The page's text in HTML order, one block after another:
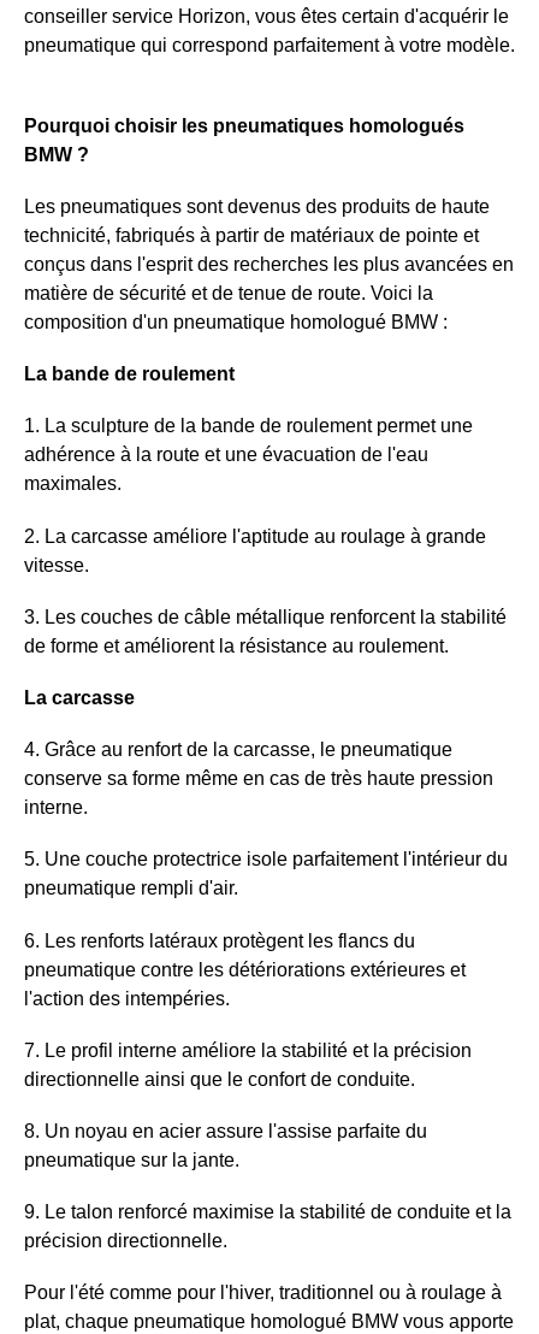
conseiller service Horizon, vous êtes certain d'acquérir le
pneumatique qui correspond parfaitement à votre modèle.
Pourquoi choisir les pneumatiques homologués
BMW ?
Les pneumatiques sont devenus des produits de haute
technicité, fabriqués à partir de matériaux de pointe et
conçus dans l'esprit des recherches les plus avancées en
matière de sécurité et de tenue de route. Voici la
composition d'un pneumatique homologué BMW :
La bande de roulement
1. La sculpture de la bande de roulement permet une
adhérence à la route et une évacuation de l'eau
maximales.
2. La carcasse améliore l'aptitude au roulage à grande
vitesse.
3. Les couches de câble métallique renforcent la stabilité
de forme et améliorent la résistance au roulement.
La carcasse
4. Grâce au renfort de la carcasse, le pneumatique
conserve sa forme même en cas de très haute pression
interne.
5. Une couche protectrice isole parfaitement l'intérieur du
pneumatique rempli d'air.
6. Les renforts latéraux protègent les flancs du
pneumatique contre les détériorations extérieures et
l'action des intempéries.
7. Le profil interne améliore la stabilité et la précision
directionnelle ainsi que le confort de conduite.
8. Un noyau en acier assure l'assise parfaite du
pneumatique sur la jante.
9. Le talon renforcé maximise la stabilité de conduite et la
précision directionnelle.
Pour l'été comme pour l'hiver, traditionnel ou à roulage à
plat, chaque pneumatique homologué BMW vous apporte